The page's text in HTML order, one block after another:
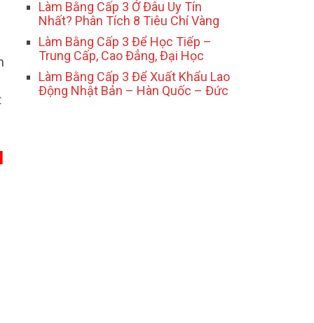
Làm Bằng Cấp 3 Ở Đâu Uy Tín
Nhất? Phân Tích 8 Tiêu Chí Vàng
Làm Bằng Cấp 3 Để Học Tiếp –
Trung Cấp, Cao Đẳng, Đại Học
Làm Bằng Cấp 3 Để Xuất Khẩu Lao
Động Nhật Bản – Hàn Quốc – Đức